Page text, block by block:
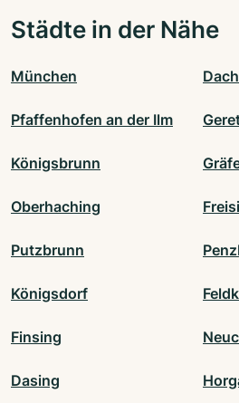
Städte in der Nähe
München
Pfaffenhofen an der Ilm
Königsbrunn
Oberhaching
Putzbrunn
Königsdorf
Finsing
Dasing